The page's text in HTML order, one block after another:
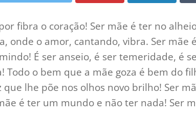
fibra o coração! Ser mãe é ter no
onde o amor, cantando, vibra. Ser mãe
É ser anseio, é ser temeridade, é
Todo o bem que a mãe goza é bem do
lhe põe nos olhos novo brilho! Ser
é ter um mundo e não ter nada! Ser